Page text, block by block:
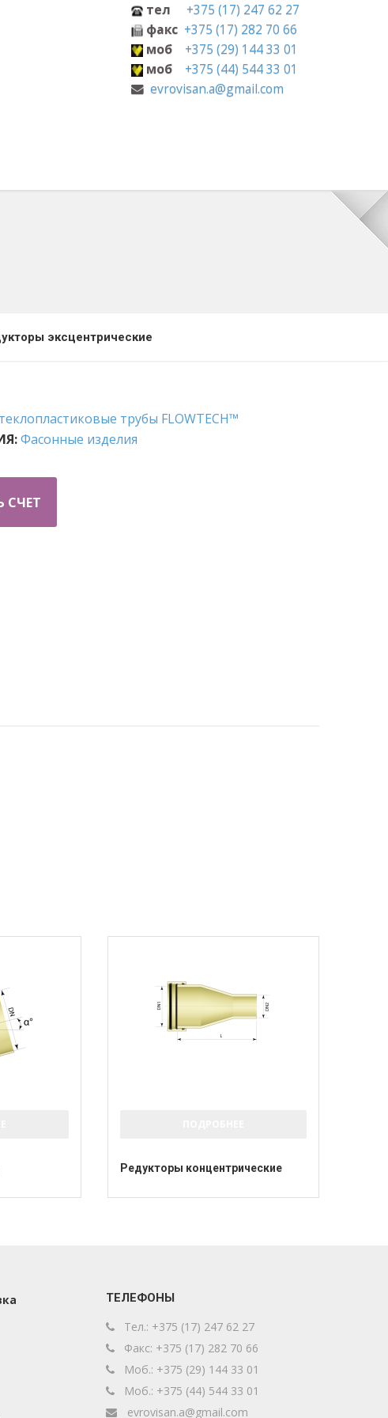
+375 (17) 247 62 27
+375 (17) 282 70 66
+375 (29) 144 33 01
+375 (44) 544 33 01
эксцентрические
трубы FLOWTECH™
Фасонные изделия
СЧЕТ
Редукторы концентрические
ТЕЛЕФОНЫ
Тел.: +375 (17) 247 62 27
Факс: +375 (17) 282 70 66
Моб.: +375 (29) 144 33 01
Моб.: +375 (44) 544 33 01
evrovisan.a@gmail.com